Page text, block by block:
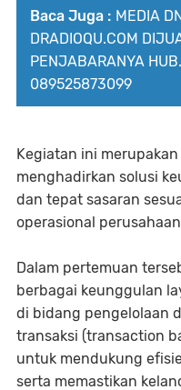
Baca Juga : MEDIA
DRADIOQU.COM
PENJABARANYA
089525873099
Kegiatan ini
menghadirkan solusi
dan tepat sasaran
operasional
Dalam pertemuan
berbagai keunggulan
di bidang pengelolaan
transaksi (transaction
untuk mendukung
serta memastikan